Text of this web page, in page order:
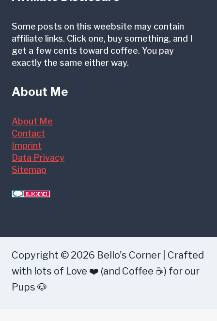
Some posts on this weebsite may contain
affiliate links. Click one, buy something, and I
get a few cents toward coffee. You pay
exactly the same either way.
About Me
About Me
Contact
Imprint
Data Privacy
Sitemap
Copyright © 2026 Bello's Corner | Crafted
with lots of Love ❤️ (and Coffee ☕) for our
Pups 🐶